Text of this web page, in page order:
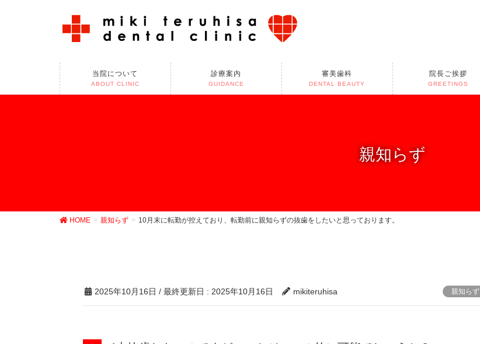
当院について
ABOUT CLINIC
診療案内
GUIDANCE
審美歯科
DENTAL BEAUTY
院長ご挨拶
GREETINGS
親知らず
HOME 親知らず 10月末に転勤が控えており、転勤前に親知らずの抜歯をしたいと思っております。
2025年10月16日 / 最終更新日 : 2025年10月16日 mikiteruhisa 親知らず